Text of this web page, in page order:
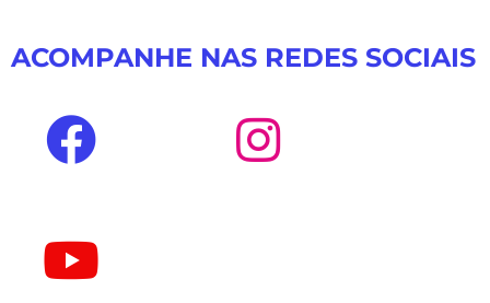
ACOMPANHE NAS REDES SOCIAIS